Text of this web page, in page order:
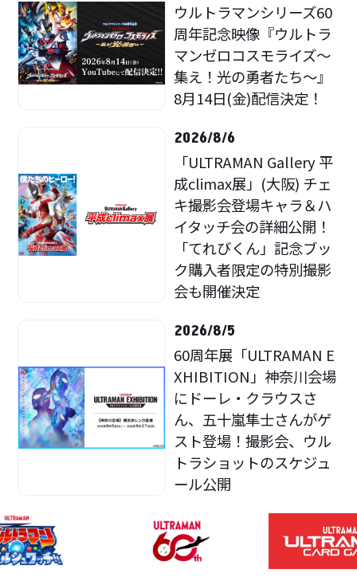
ウルトラマンシリーズ60
周年記念映像『ウルトラ
マンゼロコスモライズ～
集え！光の勇者たち～』
8月14日(金)配信決定！
2026/8/6
「ULTRAMAN Gallery 平
成climax展」(大阪) チェ
キ撮影会登場キャラ＆ハ
イタッチ会の詳細公開！
「てれびくん」記念ブッ
ク購入者限定の特別撮影
会も開催決定
2026/8/5
60周年展「ULTRAMAN E
XHIBITION」神奈川会場
にドーレ・クラウスさ
ん、五十嵐隼士さんがゲ
スト登場！撮影会、ウル
トラショットのスケジュ
ール公開